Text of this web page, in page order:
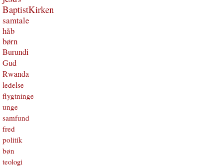
BaptistKirken
samtale
håb
børn
Burundi
Gud
Rwanda
ledelse
flygtninge
unge
samfund
fred
politik
bøn
teologi